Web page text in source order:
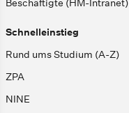
Beschäftigte (HM-Intranet)
Schnelleinstieg
Rund ums Studium (A-Z)
ZPA
NINE